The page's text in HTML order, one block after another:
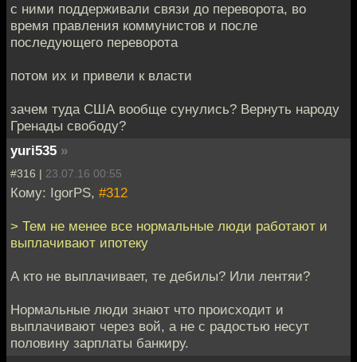
с ними поддерживали связи до переворота, во
время правления коммунистов и после
последующего переворота
потом их и привели к власти
зачем туда США вообще сунулись? Вернуть народу
Гренады свободу?
yuri535 »
#316 | 23.07.16 00:55
Кому: IgorPS, #312
> Тем не менее все нормальные люди работают и
выплачивают ипотеку
А кто не выплачивает, те дебилы? Или лентяи?
Нормальные люди знают что происходит и
выплачивают через вой, а не с радостью несут
половину зарплаты банкиру.